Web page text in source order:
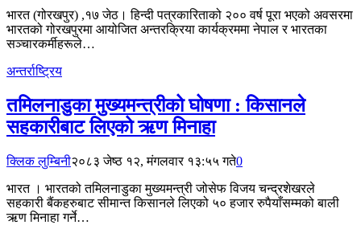
भारत (गोरखपुर) ,१७ जेठ। हिन्दी पत्रकारिताको २०० वर्ष पूरा भएको अवसरमा
भारतको गोरखपुरमा आयोजित अन्तरक्रिया कार्यक्रममा नेपाल र भारतका
सञ्चारकर्मीहरूले…
अन्तर्राष्ट्रिय
तमिलनाडुका मुख्यमन्त्रीको घोषणा : किसानले
सहकारीबाट लिएको ऋण मिनाहा
क्लिक लुम्बिनी२०८३ जेष्ठ १२, मंगलवार १३:५५ गते0
भारत । भारतको तमिलनाडुका मुख्यमन्त्री जोसेफ विजय चन्द्रशेखरले
सहकारी बैंकहरुबाट सीमान्त किसानले लिएको ५० हजार रुपैयाँसम्मको बाली
ऋण मिनाहा गर्ने…